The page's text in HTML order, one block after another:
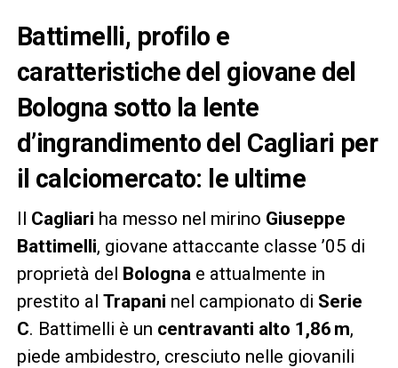
Battimelli, profilo e
caratteristiche del giovane del
Bologna sotto la lente
d’ingrandimento del Cagliari per
il calciomercato: le ultime
Il Cagliari ha messo nel mirino Giuseppe
Battimelli, giovane attaccante classe ’05 di
proprietà del Bolognae attualmente in
prestito al Trapani nel campionato di Serie
C. Battimelli è un centravanti alto 1,86 m,
piede ambidestro, cresciuto nelle giovanili